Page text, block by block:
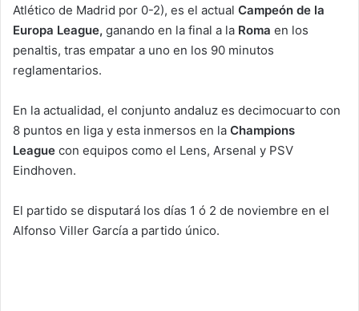
Atlético de Madrid por 0-2), es el actual Campeón de la
Europa League, ganando en la final a la Roma en los
penaltis, tras empatar a uno en los 90 minutos
reglamentarios.
En la actualidad, el conjunto andaluz es decimocuarto con
8 puntos en liga y esta inmersos en la Champions
League con equipos como el Lens, Arsenal y PSV
Eindhoven.
El partido se disputará los días 1 ó 2 de noviembre en el
Alfonso Viller García a partido único.